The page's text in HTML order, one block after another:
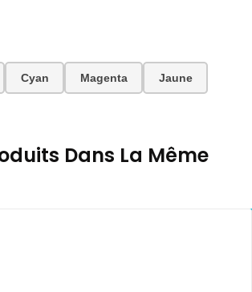
Cyan Magenta Jaune
Dans La Même